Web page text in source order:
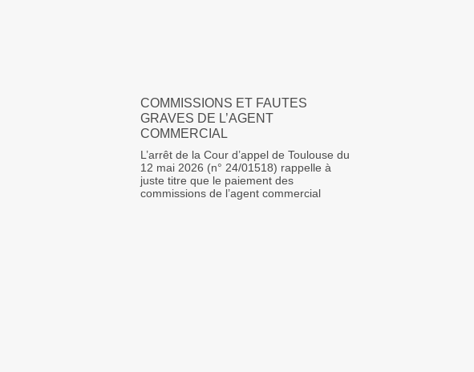
COMMISSIONS ET FAUTES
GRAVES DE L’AGENT
COMMERCIAL
L’arrêt de la Cour d’appel de Toulouse du
12 mai 2026 (n° 24/01518) rappelle à
juste titre que le paiement des
commissions de l’agent commercial